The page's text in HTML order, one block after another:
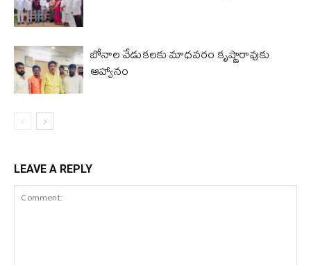
బోనాల వేడుకలకు మాధవరం కృష్ణారావుకు
ఆహ్వానం
LEAVE A REPLY